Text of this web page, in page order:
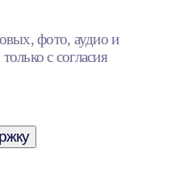
фото, аудио и
с согласия